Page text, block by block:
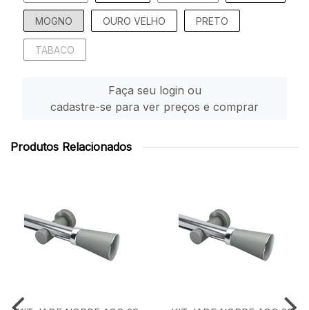
MOGNO OURO VELHO PRETO
TABACO
Faça seu login ou
cadastre-se para ver preços e comprar
Produtos Relacionados